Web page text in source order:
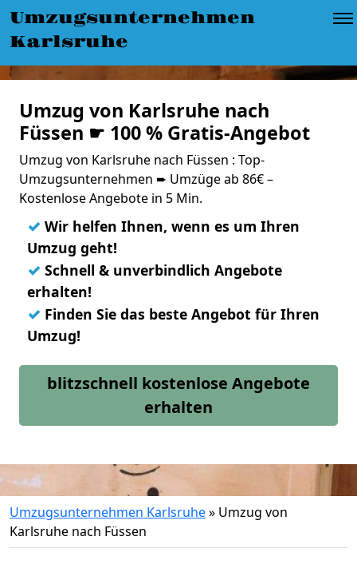
Umzugsunternehmen
Karlsruhe
Umzug von Karlsruhe nach
Füssen ☛ 100 % Gratis-Angebot
Umzug von Karlsruhe nach Füssen : Top-
Umzugsunternehmen ➨ Umzüge ab 86€ –
Kostenlose Angebote in 5 Min.
✓ Wir helfen Ihnen, wenn es um Ihren
Umzug geht!
✓ Schnell & unverbindlich Angebote
erhalten!
✓ Finden Sie das beste Angebot für Ihren
Umzug!
blitzschnell kostenlose Angebote
erhalten
Umzugsunternehmen Karlsruhe» Umzug von
Karlsruhe nach Füssen